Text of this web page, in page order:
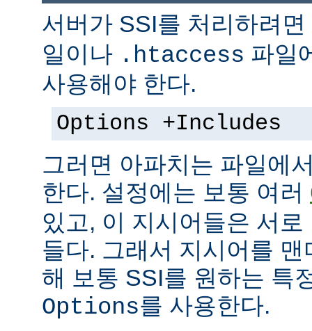
서버가 SSI를 처리하려면
일이나 .htaccess 파일
사용해야 한다.
Options +Includes
그러면 아파치는 파일에
한다. 설정에는 보통 여러
있고, 이 지시어들은 서
들다. 그래서 지시어를
해 보통 SSI를 원하는 특
Options를 사용한다.